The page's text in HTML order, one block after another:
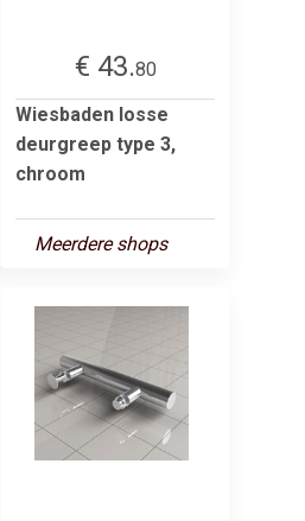
€ 43.80
Wiesbaden losse
deurgreep type 3,
chroom
Meerdere shops